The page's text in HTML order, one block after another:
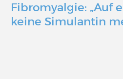
Fibromyalgie: „Auf
keine Simulantin